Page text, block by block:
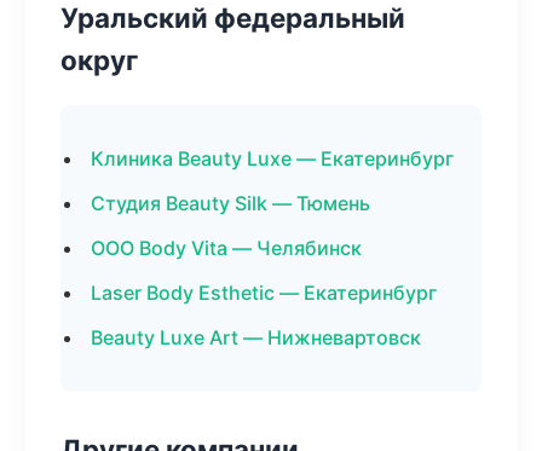
Уральский федеральный
округ
Клиника Beauty Luxe — Екатеринбург
Студия Beauty Silk — Тюмень
ООО Body Vita — Челябинск
Laser Body Esthetic — Екатеринбург
Beauty Luxe Art — Нижневартовск